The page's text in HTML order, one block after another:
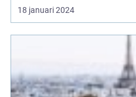
18 januari 2024